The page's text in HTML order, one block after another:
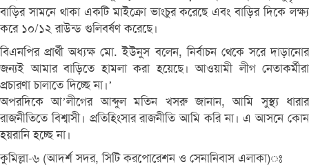
বাড়ির সামনে থাকা একটি মাইক্রো ভাংচুর করেছে এবং বাড়ির দিকে লক্ষ্য
করে ১০/১২ রাউন্ড গুলিবর্ষণ করেছে।
বিএনপির প্রার্থী অধ্যক্ষ মো. ইউনুস বলেন, নির্বাচন থেকে সরে দাড়ানোর
জন্যই আমার বাড়িতে হামলা করা হয়েছে। আওয়ামী লীগ নেতাকর্মীরা
প্রচারণা চালাতে দিচ্ছে না।’
অপরদিকে আ’লীগের আব্দুল মতিন খসরু জানান, আমি সুস্থ্য ধারার
রাজনীতিতে বিশ্বাসী। প্রতিহিংসার রাজনীতি আমি করি না। এ আসনে কোন
হয়রানি হচ্ছে না।
কুমিল্লা-৬ (আদর্শ সদর, সিটি করপোরেশন ও সেনানিবাস এলাকা)ঃ